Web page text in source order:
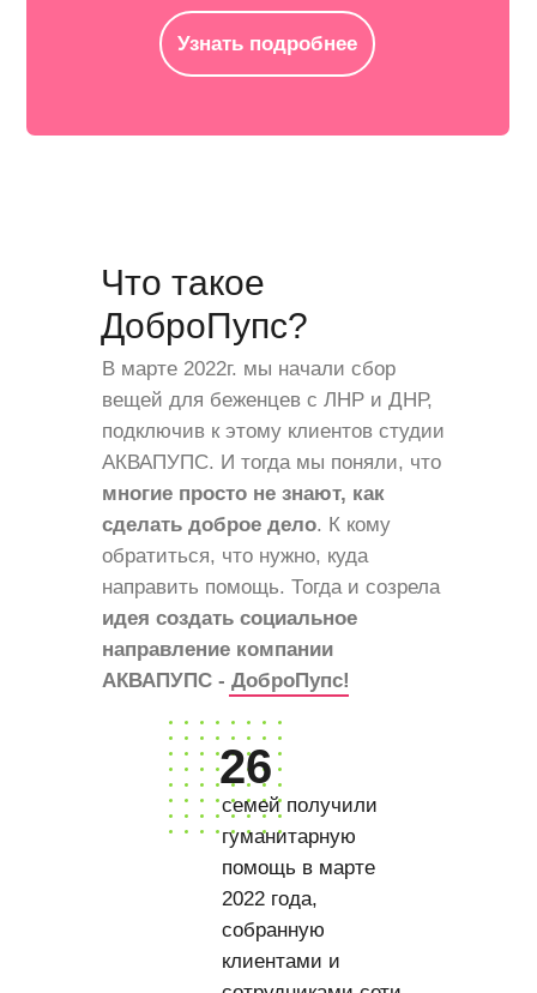
Узнать подробнее
Что такое
ДоброПупс?
В марте 2022г. мы начали сбор
вещей для беженцев с ЛНР и ДНР,
подключив к этому клиентов студии
АКВАПУПС. И тогда мы поняли, что
многие просто не знают, как
сделать доброе дело. К кому
обратиться, что нужно, куда
направить помощь. Тогда и созрела
идея создать социальное
направление компании
АКВАПУПС - ДоброПупс!
26
семей получили
гуманитарную
помощь в марте
2022 года,
собранную
клиентами и